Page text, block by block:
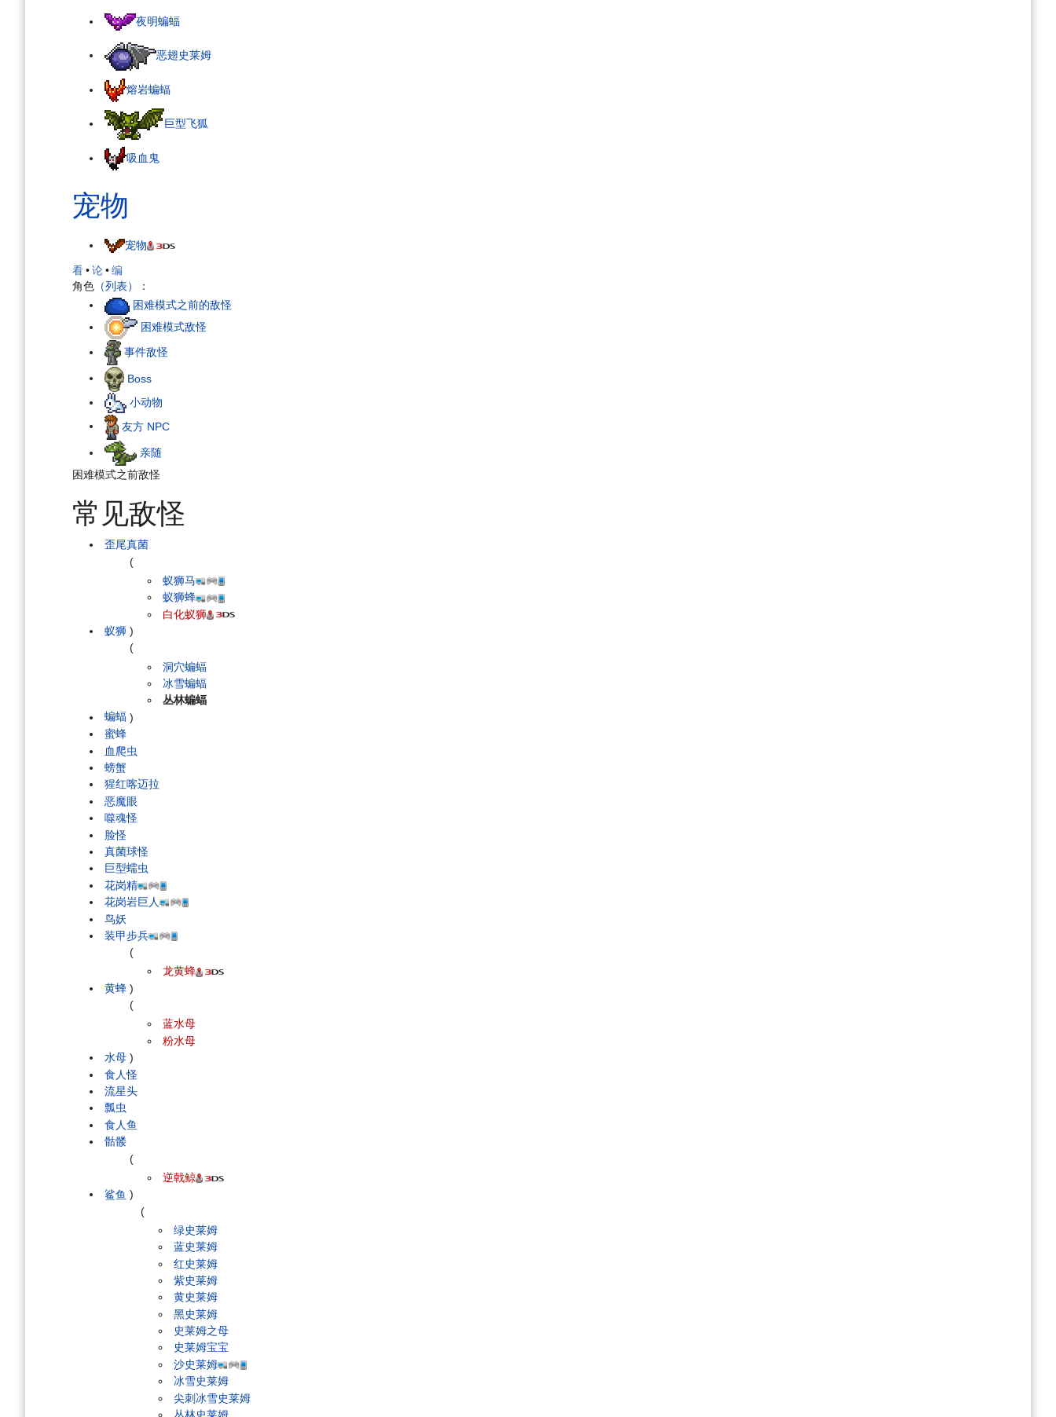
夜明蝙蝠
恶翅史莱姆
熔岩蝙蝠
巨型飞狐
吸血鬼
宠物
宠物
看•论•编
角色 （列表）
：
困难模式之前的敌怪
困难模式敌怪
事件敌怪
Boss
小动物
友方 NPC
亲随
困难模式之前敌怪
常见敌怪
歪尾真菌
蚁狮
(
蚁狮马
蚁狮蜂
白化蚁狮
)
蝙蝠
(
洞穴蝙蝠
冰雪蝙蝠
丛林蝙蝠
)
蜜蜂
血爬虫
螃蟹
猩红喀迈拉
恶魔眼
噬魂怪
脸怪
真菌球怪
巨型蠕虫
花岗精
花岗岩巨人
鸟妖
装甲步兵
黄蜂
(
龙黄蜂
)
水母
(
蓝水母
粉水母
)
食人怪
流星头
瓢虫
食人鱼
骷髅
鲨鱼
(
逆戟鲸
)
(
绿史莱姆
蓝史莱姆
红史莱姆
紫史莱姆
黄史莱姆
黑史莱姆
史莱姆之母
史莱姆宝宝
沙史莱姆
冰雪史莱姆
尖刺冰雪史莱姆